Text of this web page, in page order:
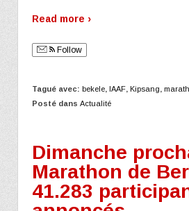
Read more ›
Follow
Tagué avec: bekele IAAF Kipsang
Posté dans Actualité
Dimanche
Marathon de
41.283